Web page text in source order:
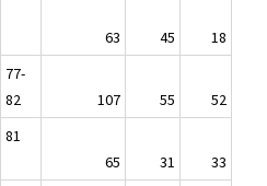
63 45
18
77-
82
107 55
52
81
65
31
33